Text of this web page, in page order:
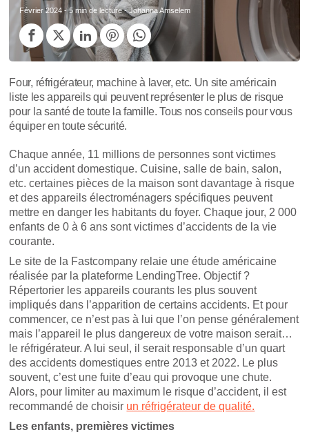
Février 2024 - 5 min de lecture - Johanna Amselem
Four, réfrigérateur, machine à laver, etc. Un site américain
liste les appareils qui peuvent représenter le plus de risque
pour la santé de toute la famille. Tous nos conseils pour vous
équiper en toute sécurité.
Chaque année, 11 millions de personnes sont victimes
d’un accident domestique. Cuisine, salle de bain, salon,
etc. certaines pièces de la maison sont davantage à risque
et des appareils électroménagers spécifiques peuvent
mettre en danger les habitants du foyer. Chaque jour, 2 000
enfants de 0 à 6 ans sont victimes d’accidents de la vie
courante.
Le site de la Fastcompany relaie une étude américaine
réalisée par la plateforme LendingTree. Objectif ?
Répertorier les appareils courants les plus souvent
impliqués dans l’apparition de certains accidents. Et pour
commencer, ce n’est pas à lui que l’on pense généralement
mais l’appareil le plus dangereux de votre maison serait…
le réfrigérateur. A lui seul, il serait responsable d’un quart
des accidents domestiques entre 2013 et 2022. Le plus
souvent, c’est une fuite d’eau qui provoque une chute.
Alors, pour limiter au maximum le risque d’accident, il est
recommandé de choisir un réfrigérateur de qualité.
Les enfants, premières victimes